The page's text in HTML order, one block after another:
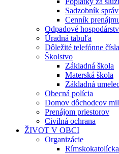
Sadzobník
Cenník
Odpadové
Úradná tabuľa
Dôležité telefónne čísla
Školstvo
Základná škola
Materská škola
Základná
Obecná polícia
Domov dôchodcov
Prenájom priestorov
Civilná ochrana
ŽIVOT V OBCI
Organizácie